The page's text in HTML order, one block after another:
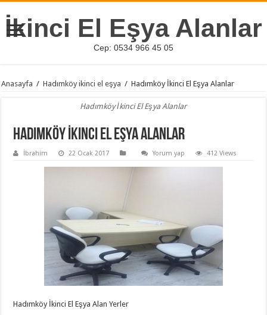
İkinci El Eşya Alanlar
Cep: 0534 966 45 05
Anasayfa / Hadımköy ikinci el eşya / Hadımköy İkinci El Eşya Alanlar
Hadımköy İkinci El Eşya Alanlar
Hadımköy İkinci El Eşya Alanlar
İbrahim 22 Ocak 2017 Yorum yap 412 Views
Hadımköy İkinci El Eşya Alan Yerler